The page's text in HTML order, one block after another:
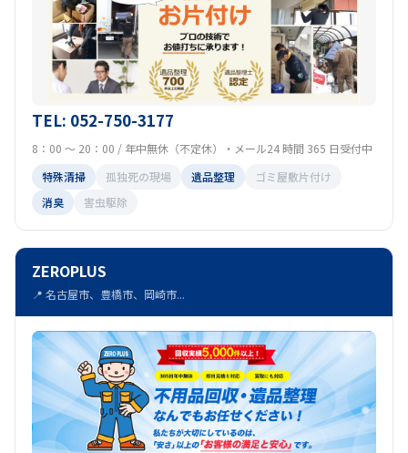
TEL: 052-750-3177
8：00 ～ 20：00 / 年中無休（不定休）・メール24 時間 365 日受付中
特殊清掃
孤独死の現場 遺品整理
ゴミ屋敷片付け
消臭
害虫駆除
ZEROPLUS
📍 名古屋市、豊橋市、岡崎市...